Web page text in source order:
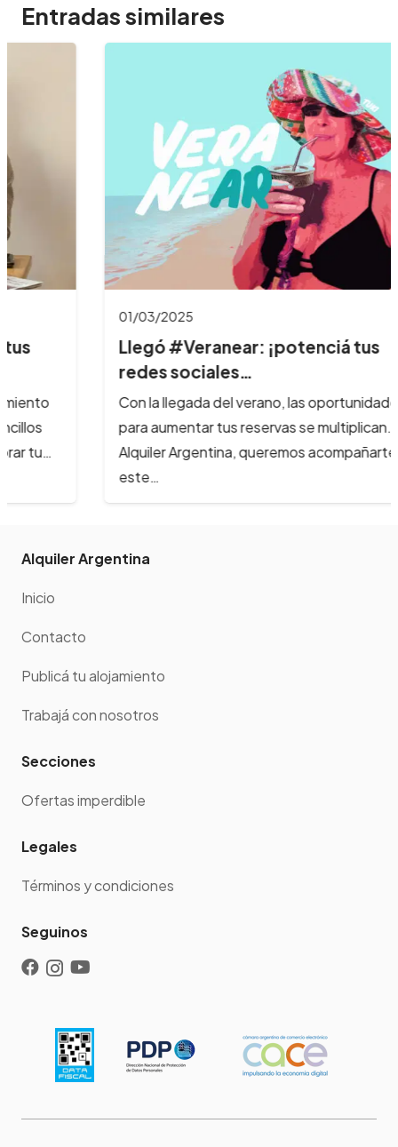
Entradas similares
Llegó #Veranear: ¡potenciá tus
redes sociales…
Con la llegada del verano, las oportunidades
para aumentar tus reservas se multiplican. En
Alquiler Argentina, queremos acompañarte en
Alquiler Argentina
Inicio
Contacto
Publicá tu alojamiento
Trabajá con nosotros
Secciones
Ofertas imperdible
Legales
Términos y condiciones
Seguinos